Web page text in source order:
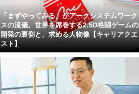
「まずやってみる」がアークシステムワーク
スの流儀。世界を席巻する2.5D格闘ゲームの
開発の裏側と、求める人物像【キャリアクエ
スト】